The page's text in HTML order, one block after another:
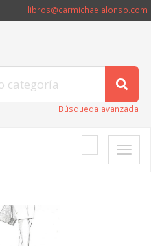
libros@carmichaelalonso.com
Búsqueda avanzada
Toggle